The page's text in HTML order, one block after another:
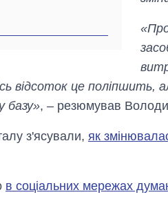
відсоток це поліпшить,
базу», – резюмував
з'ясували, як
в соціальних мережах